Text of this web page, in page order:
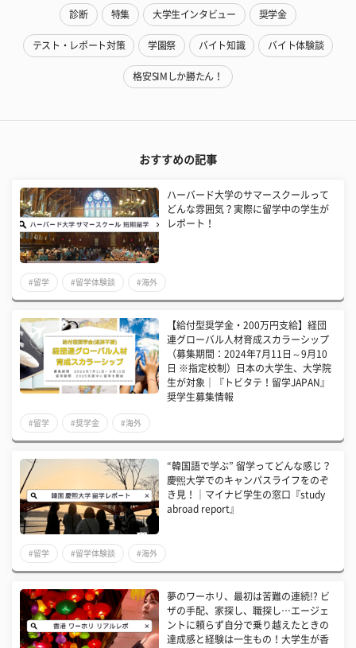
診断 特集 大学生インタビュー 奨学金
テスト・レポート対策 学園祭 バイト知識 バイト体験談
格安SIMしか勝たん！
おすすめの記事
ハーバード大学のサマースクールって
どんな雰囲気？実際に留学中の学生が
レポート！
#留学 #留学体験談 #海外
【給付型奨学金・200万円支給】経団
連グローバル人材育成スカラーシップ
（募集期間：2024年7月11日～9月10
日 ※指定校制）日本の大学生、大学院
生が対象｜『トビタテ！留学JAPAN』
奨学生募集情報
#留学 #奨学金 #海外
“韓国語で学ぶ” 留学ってどんな感じ？
慶煕大学でのキャンパスライフをのぞ
き見！｜マイナビ学生の窓口『study
abroad report』
#留学 #留学体験談 #海外
夢のワーホリ、最初は苦難の連続!? ビ
ザの手配、家探し、職探し…エージェ
ントに頼らず自分で乗り越えたときの
達成感と経験は一生もの！大学生が香